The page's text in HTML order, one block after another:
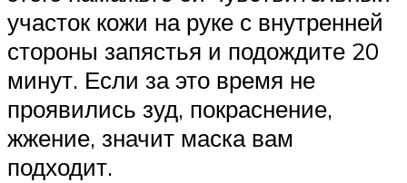
участок кожи на руке с внутренней
стороны запястья и подождите 20
минут. Если за это время не
проявились зуд, покраснение,
жжение, значит маска вам
подходит.